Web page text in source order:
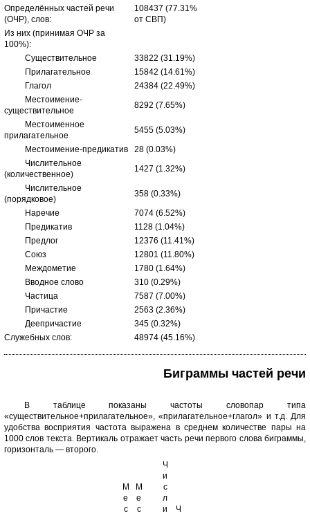
Определённых частей речи
(ОЧР), слов:
108437 (77.31%
от СВП)
Из них (принимая ОЧР за
100%):
Существительное
33822 (31.19%)
Прилагательное
15842 (14.61%)
Глагол
24384 (22.49%)
Местоимение-
существительное
8292 (7.65%)
Местоименное
прилагательное
5455 (5.03%)
Местоимение-предикатив
28 (0.03%)
Числительное
(количественное)
1427 (1.32%)
Числительное
(порядковое)
358 (0.33%)
Наречие
7074 (6.52%)
Предикатив
1128 (1.04%)
Предлог
12376 (11.41%)
Союз
12801 (11.80%)
Междометие
1780 (1.64%)
Вводное слово
310 (0.29%)
Частица
7587 (7.00%)
Причастие
2563 (2.36%)
Деепричастие
345 (0.32%)
Служебных слов:
48974 (45.16%)
Биграммы частей речи
В таблице показаны частоты словопар типа
«существительное+прилагательное», «прилагательное+глагол» и т.д. Для
удобства восприятия частота выражена в среднем количестве пары на
1000 слов текста. Вертикаль отражает часть речи первого слова биграммы,
горизонталь — второго.
М
е
с
М
е
с
Ч
и
с
л
и
Ч